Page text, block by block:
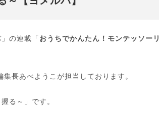
の連載「 おうちでかんたん！モンテッソーリ
長あべようこが担当しております。
る～」です。